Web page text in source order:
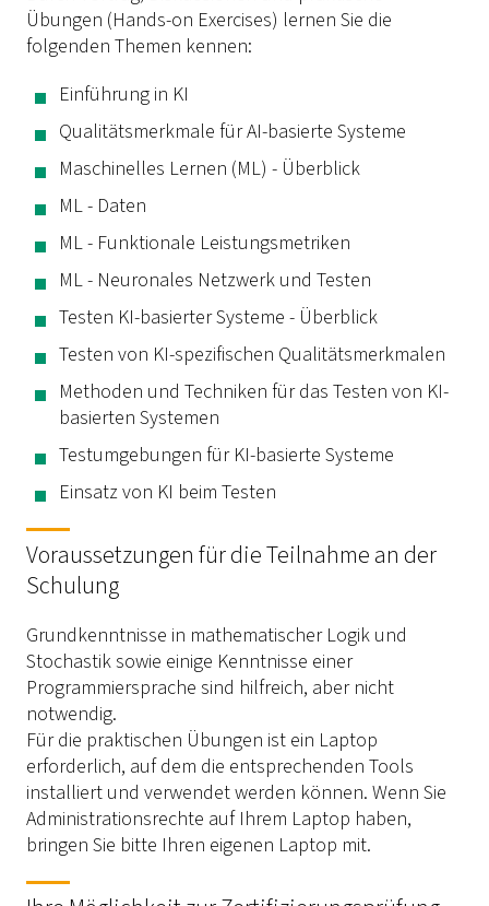
Übungen (Hands-on Exercises) lernen Sie die
folgenden Themen kennen:
Einführung in KI
Qualitätsmerkmale für AI-basierte Systeme
Maschinelles Lernen (ML) - Überblick
ML - Daten
ML - Funktionale Leistungsmetriken
ML - Neuronales Netzwerk und Testen
Testen KI-basierter Systeme - Überblick
Testen von KI-spezifischen Qualitätsmerkmalen
Methoden und Techniken für das Testen von KI-
basierten Systemen
Testumgebungen für KI-basierte Systeme
Einsatz von KI beim Testen
Voraussetzungen für die Teilnahme an der
Schulung
Grundkenntnisse in mathematischer Logik und
Stochastik sowie einige Kenntnisse einer
Programmiersprache sind hilfreich, aber nicht
notwendig.
Für die praktischen Übungen ist ein Laptop
erforderlich, auf dem die entsprechenden Tools
installiert und verwendet werden können. Wenn Sie
Administrationsrechte auf Ihrem Laptop haben,
bringen Sie bitte Ihren eigenen Laptop mit.